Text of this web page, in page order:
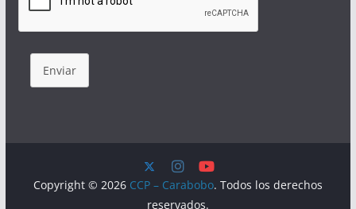
Enviar
Copyright © 2026 CCP – Carabobo. Todos los derechos
reservados.